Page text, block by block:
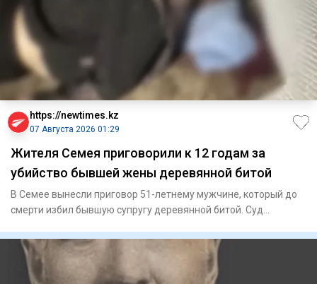
https://newtimes.kz
07 Августа 2026 01:29
Жителя Семея приговорили к 12 годам за
убийство бывшей жены деревянной битой
В Семее вынесли приговор 51-летнему мужчине, который до
смерти избил бывшую супругу деревянной битой. Суд